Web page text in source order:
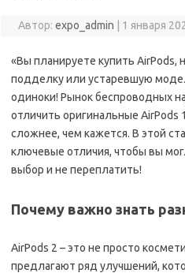
Автор: expo_admin 1 января
«Вы планируете купить AirPods,
подделку или устаревшую
одиноки! Рынок беспроводных
отличить оригинальные AirPods
сложнее, чем кажется. В этой
ключевые отличия, чтобы вы
выбор и не переплатить!
Почему важно знать
AirPods 2 – это не просто
предлагают ряд улучшений,